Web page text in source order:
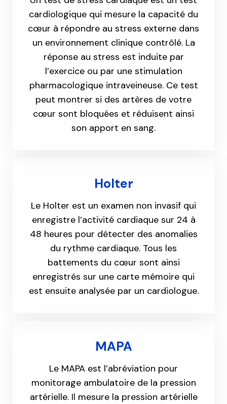
cardiologique qui mesure la capacité du
cœur à répondre au stress externe dans
un environnement clinique contrôlé. La
réponse au stress est induite par
l’exercice ou par une stimulation
pharmacologique intraveineuse. Ce test
peut montrer si des artères de votre
cœur sont bloquées et réduisent ainsi
son apport en sang.
Holter
Le Holter est un examen non invasif qui
enregistre l’activité cardiaque sur 24 à
48 heures pour détecter des anomalies
du rythme cardiaque. Tous les
battements du cœur sont ainsi
enregistrés sur une carte mémoire qui
est ensuite analysée par un cardiologue.
MAPA
Le MAPA est l’abréviation pour
monitorage ambulatoire de la pression
artérielle. Il mesure la pression artérielle